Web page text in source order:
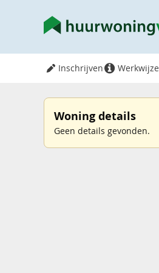
Inschrijven Werkwijze
Woning details
Geen details gevonden.